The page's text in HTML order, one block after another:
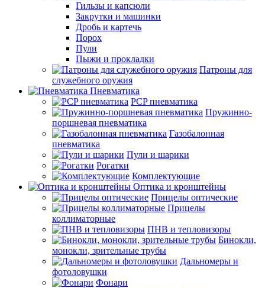
Гильзы и капсюли
Закрутки и машинки
Дробь и картечь
Порох
Пули
Пыжи и прокладки
Патроны для
служебного оружия
Пневматика
PCP пневматика
Пружинно-
поршневая пневматика
Газобалонная
пневматика
Пули и шарики
Рогатки
Комплектующие
Оптика и кронштейны
Прицелы оптические
Прицелы
коллиматорные
ПНВ и тепловизоры
Бинокли,
монокли, зрительные трубы
Дальномеры и
фотоловушки
Фонари